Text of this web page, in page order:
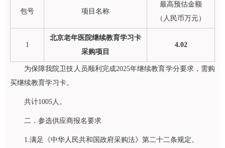
包号 项目名称
最高预估金额
（人民币万元）
1
北京老年医院继续教育学习卡
采购项目
4.02
为保障我院卫技人员顺利完成2025年继续教育学分要求，需购
买继续教育学习卡。
共计1005人。
二．参选供应商报名要求
1.满足《中华人民共和国政府采购法》第二十二条规定。